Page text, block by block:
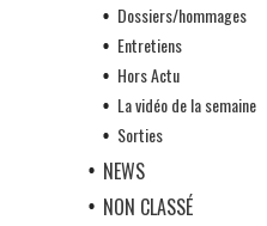
Dossiers/hommages
Entretiens
Hors Actu
La vidéo de la semaine
Sorties
NEWS
NON CLASSÉ